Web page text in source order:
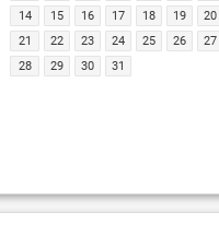
14
15 16 17 18 19
20
21
22 23 24 25 26
27
28
29 30 31